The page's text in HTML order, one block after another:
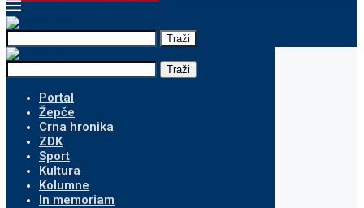
Traži
Traži
Portal
Žepče
Crna hronika
ZDK
Sport
Kultura
Kolumne
In memoriam